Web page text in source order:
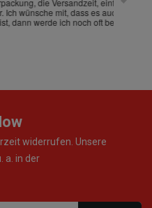
einfach alles "excelente"
auch beim nächsten Mal
bestellen! ¡Viva España!
widerrufen. Unsere
a. in der